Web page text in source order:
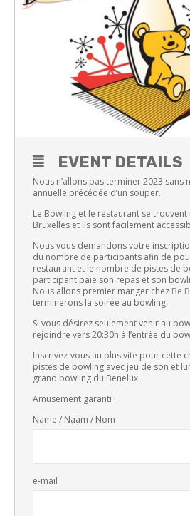
EVENT DETAILS
Nous n’allons pas terminer 2023 sans
annuelle précédée d’un souper.
Le Bowling et le restaurant se
Bruxelles et ils sont facilement
Nous vous demandons votre
du nombre de participants afin de
restaurant et le nombre de pistes de
participant paie son repas et son
Nous allons premier manger chez Be
terminerons la soirée au bowling.
Si vous désirez seulement venir au
rejoindre vers 20:30h à l’entrée du
Inscrivez-vous au plus vite pour cette
pistes de bowling avec jeu de son et
grand bowling du Benelux.
Amusement garanti !
Name / Naam / Nom
e-mail